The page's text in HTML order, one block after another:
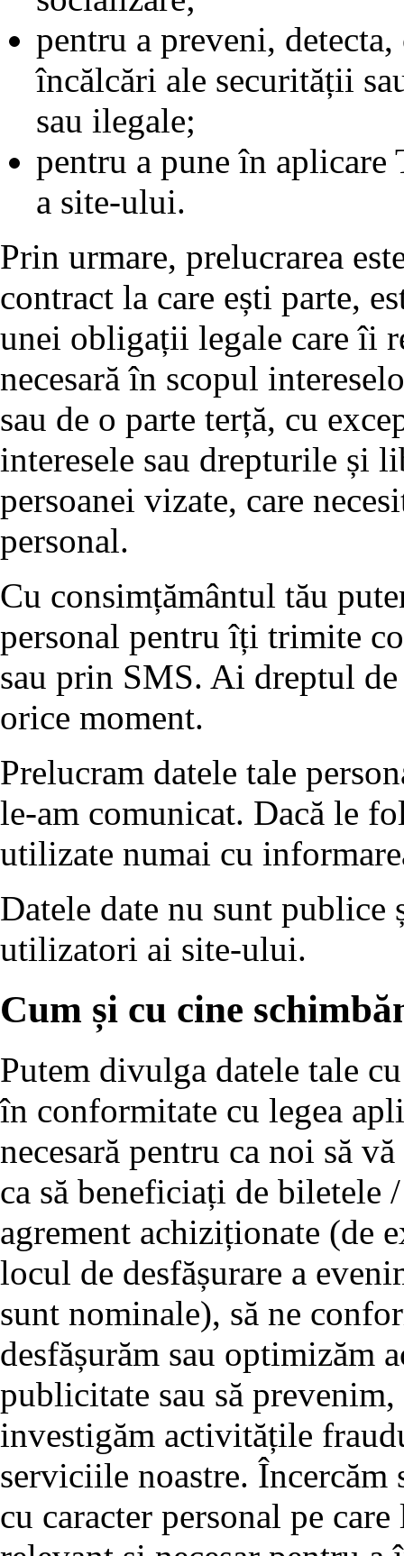
pentru a preveni,
încălcări ale securității
sau ilegale;
pentru a pune în
a site-ului.
Prin urmare, prelucrarea
contract la care ești parte,
unei obligații legale care îi
necesară în scopul
sau de o parte terță, cu
interesele sau drepturile și
persoanei vizate, care
personal.
Cu consimțământul tău
personal pentru îți trimite
sau prin SMS. Ai dreptul
orice moment.
Prelucram datele tale
le-am comunicat. Dacă le
utilizate numai cu
Datele date nu sunt
utilizatori ai site-ului.
Cum și cu cine
Putem divulga datele tale
în conformitate cu legea
necesară pentru ca noi să
ca să beneficiați de biletele
agrement achiziționate (de
locul de desfășurare a
sunt nominale), să ne
desfășurăm sau optimizăm
publicitate sau să prevenim,
investigăm activitățile
serviciile noastre. Încercăm
cu caracter personal pe